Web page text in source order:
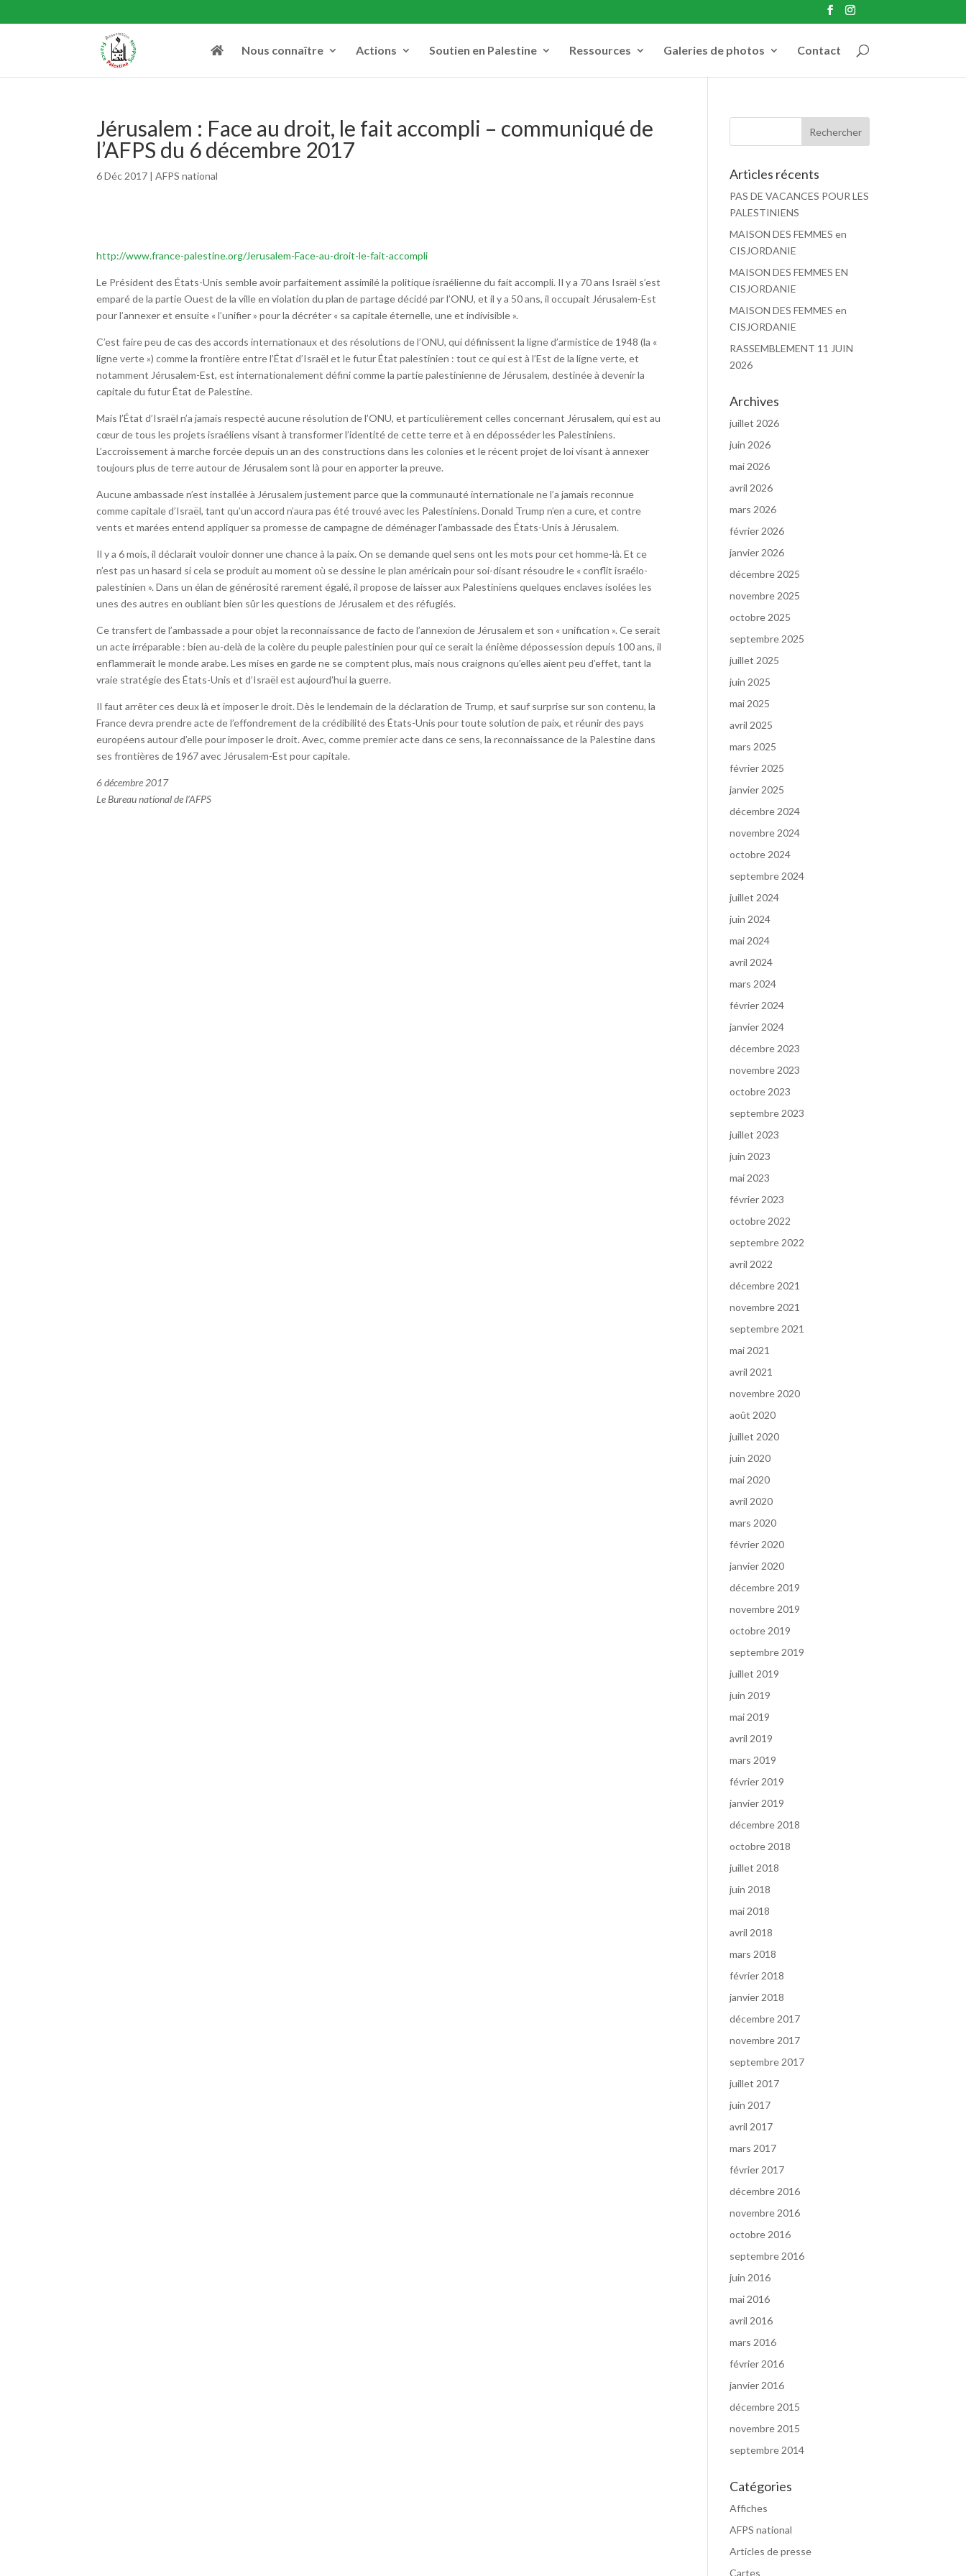
Nous connaître Actions Soutien en Palestine Ressources Galeries de photos Contact
Jérusalem : Face au droit, le fait accompli – communiqué de
l’AFPS du 6 décembre 2017
6 Déc 2017 |AFPS national
http://www.france-palestine.org/Jerusalem-Face-au-droit-le-fait-accompli
Le Président des États-Unis semble avoir parfaitement assimilé la politique israélienne du fait accompli. Il y a 70 ans Israël s’est
emparé de la partie Ouest de la ville en violation du plan de partage décidé par l’ONU, et il y a 50 ans, il occupait Jérusalem-Est
pour l’annexer et ensuite « l’unifier » pour la décréter « sa capitale éternelle, une et indivisible ».
C’est faire peu de cas des accords internationaux et des résolutions de l’ONU, qui définissent la ligne d’armistice de 1948 (la «
ligne verte ») comme la frontière entre l’État d’Israël et le futur État palestinien : tout ce qui est à l’Est de la ligne verte, et
notamment Jérusalem-Est, est internationalement défini comme la partie palestinienne de Jérusalem, destinée à devenir la
capitale du futur État de Palestine.
Mais l’État d’Israël n’a jamais respecté aucune résolution de l’ONU, et particulièrement celles concernant Jérusalem, qui est au
cœur de tous les projets israéliens visant à transformer l’identité de cette terre et à en déposséder les Palestiniens.
L’accroissement à marche forcée depuis un an des constructions dans les colonies et le récent projet de loi visant à annexer
toujours plus de terre autour de Jérusalem sont là pour en apporter la preuve.
Aucune ambassade n’est installée à Jérusalem justement parce que la communauté internationale ne l’a jamais reconnue
comme capitale d’Israël, tant qu’un accord n’aura pas été trouvé avec les Palestiniens. Donald Trump n’en a cure, et contre
vents et marées entend appliquer sa promesse de campagne de déménager l’ambassade des États-Unis à Jérusalem.
Il y a 6 mois, il déclarait vouloir donner une chance à la paix. On se demande quel sens ont les mots pour cet homme-là. Et ce
n’est pas un hasard si cela se produit au moment où se dessine le plan américain pour soi-disant résoudre le « conflit israélo-
palestinien ». Dans un élan de générosité rarement égalé, il propose de laisser aux Palestiniens quelques enclaves isolées les
unes des autres en oubliant bien sûr les questions de Jérusalem et des réfugiés.
Ce transfert de l’ambassade a pour objet la reconnaissance de facto de l’annexion de Jérusalem et son « unification ». Ce serait
un acte irréparable : bien au-delà de la colère du peuple palestinien pour qui ce serait la énième dépossession depuis 100 ans, il
enflammerait le monde arabe. Les mises en garde ne se comptent plus, mais nous craignons qu’elles aient peu d’effet, tant la
vraie stratégie des États-Unis et d’Israël est aujourd’hui la guerre.
Il faut arrêter ces deux là et imposer le droit. Dès le lendemain de la déclaration de Trump, et sauf surprise sur son contenu, la
France devra prendre acte de l’effondrement de la crédibilité des États-Unis pour toute solution de paix, et réunir des pays
européens autour d’elle pour imposer le droit. Avec, comme premier acte dans ce sens, la reconnaissance de la Palestine dans
ses frontières de 1967 avec Jérusalem-Est pour capitale.
6 décembre 2017
Le Bureau national de l’AFPS
Articles récents
PAS DE VACANCES POUR LES
PALESTINIENS
MAISON DES FEMMES en
CISJORDANIE
MAISON DES FEMMES EN
CISJORDANIE
MAISON DES FEMMES en
CISJORDANIE
RASSEMBLEMENT 11 JUIN
2026
Archives
juillet 2026
juin 2026
mai 2026
avril 2026
mars 2026
février 2026
janvier 2026
décembre 2025
novembre 2025
octobre 2025
septembre 2025
juillet 2025
juin 2025
mai 2025
avril 2025
mars 2025
février 2025
janvier 2025
décembre 2024
novembre 2024
octobre 2024
septembre 2024
juillet 2024
juin 2024
mai 2024
avril 2024
mars 2024
février 2024
janvier 2024
décembre 2023
novembre 2023
octobre 2023
septembre 2023
juillet 2023
juin 2023
mai 2023
février 2023
octobre 2022
septembre 2022
avril 2022
décembre 2021
novembre 2021
septembre 2021
mai 2021
avril 2021
novembre 2020
août 2020
juillet 2020
juin 2020
mai 2020
avril 2020
mars 2020
février 2020
janvier 2020
décembre 2019
novembre 2019
octobre 2019
septembre 2019
juillet 2019
juin 2019
mai 2019
avril 2019
mars 2019
février 2019
janvier 2019
décembre 2018
octobre 2018
juillet 2018
juin 2018
mai 2018
avril 2018
mars 2018
février 2018
janvier 2018
décembre 2017
novembre 2017
septembre 2017
juillet 2017
juin 2017
avril 2017
mars 2017
février 2017
décembre 2016
novembre 2016
octobre 2016
septembre 2016
juin 2016
mai 2016
avril 2016
mars 2016
février 2016
janvier 2016
décembre 2015
novembre 2015
septembre 2014
Catégories
Affiches
AFPS national
Articles de presse
Cartes